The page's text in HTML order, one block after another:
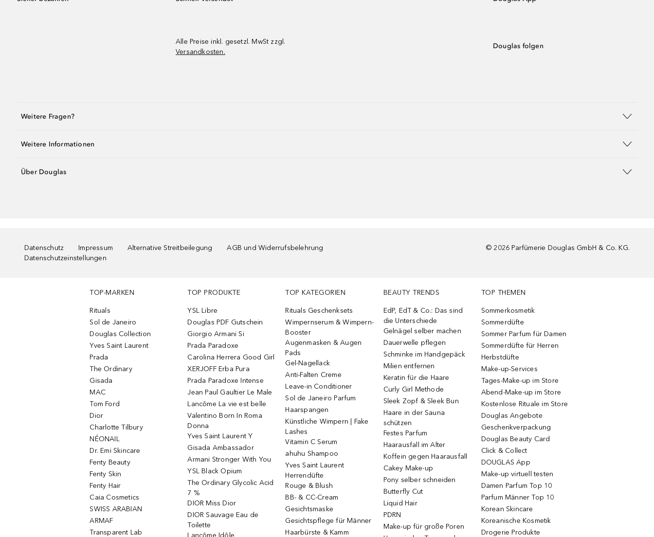
Alle Preise inkl. gesetzl. MwSt zzgl.
Versandkosten.
Douglas folgen
Weitere Fragen?
Weitere Informationen
Über Douglas
Datenschutz Impressum Alternative Streitbeilegung
AGB und Widerrufsbelehrung
Datenschutzeinstellungen
© 2026 Parfümerie Douglas GmbH & Co. KG.
TOP-MARKEN
Rituals
Sol de Janeiro
Douglas Collection
Yves Saint Laurent
Prada
The Ordinary
Gisada
MAC
Tom Ford
Dior
Charlotte Tilbury
NÉONAIL
Dr. Emi Skincare
Fenty Beauty
Fenty Skin
Fenty Hair
Caia Cosmetics
SWISS ARABIAN
ARMAF
Transparent Lab
TOP PRODUKTE
YSL Libre
Douglas PDF Gutschein
Giorgio Armani Si
Prada Paradoxe
Carolina Herrera Good Girl
XERJOFF Erba Pura
Prada Paradoxe Intense
Jean Paul Gaultier Le Male
Lancôme La vie est belle
Valentino Born In Roma
Donna
Yves Saint Laurent Y
Gisada Ambassador
Armani Stronger With You
YSL Black Opium
The Ordinary Glycolic Acid
7 %
DIOR Miss Dior
DIOR Sauvage Eau de
Toilette
Lancôme Idôle
TOP KATEGORIEN
Rituals Geschenksets
Wimpernserum & Wimpern-
Booster
Augenmasken & Augen
Pads
Gel-Nagellack
Anti-Falten Creme
Leave-in Conditioner
Sol de Janeiro Parfum
Haarspangen
Künstliche Wimpern | Fake
Lashes
Vitamin C Serum
ahuhu Shampoo
Yves Saint Laurent
Herrendüfte
Rouge & Blush
BB- & CC-Cream
Gesichtsmaske
Gesichtspflege für Männer
Haarbürste & Kamm
BEAUTY TRENDS
EdP, EdT & Co.: Das sind
die Unterschiede
Gelnägel selber machen
Dauerwelle pflegen
Schminke im Handgepäck
Milien entfernen
Keratin für die Haare
Curly Girl Methode
Sleek Zopf & Sleek Bun
Haare in der Sauna
schützen
Festes Parfum
Haarausfall im Alter
Koffein gegen Haarausfall
Cakey Make-up
Pony selber schneiden
Butterfly Cut
Liquid Hair
PDRN
Make-up für große Poren
TOP THEMEN
Sommerkosmetik
Sommerdüfte
Sommer Parfum für Damen
Sommerdüfte für Herren
Herbstdüfte
Make-up-Services
Tages-Make-up im Store
Abend-Make-up im Store
Kostenlose Rituale im Store
Douglas Angebote
Geschenkverpackung
Douglas Beauty Card
Click & Collect
DOUGLAS App
Make-up virtuell testen
Damen Parfum Top 10
Parfum Männer Top 10
Korean Skincare
Koreanische Kosmetik
Drogerie Produkte